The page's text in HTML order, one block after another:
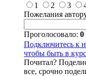
1
2 3
Пожелания
Проголосовало: 0
Подключитесь к
чтобы быть в
Почитал?
все, срочно